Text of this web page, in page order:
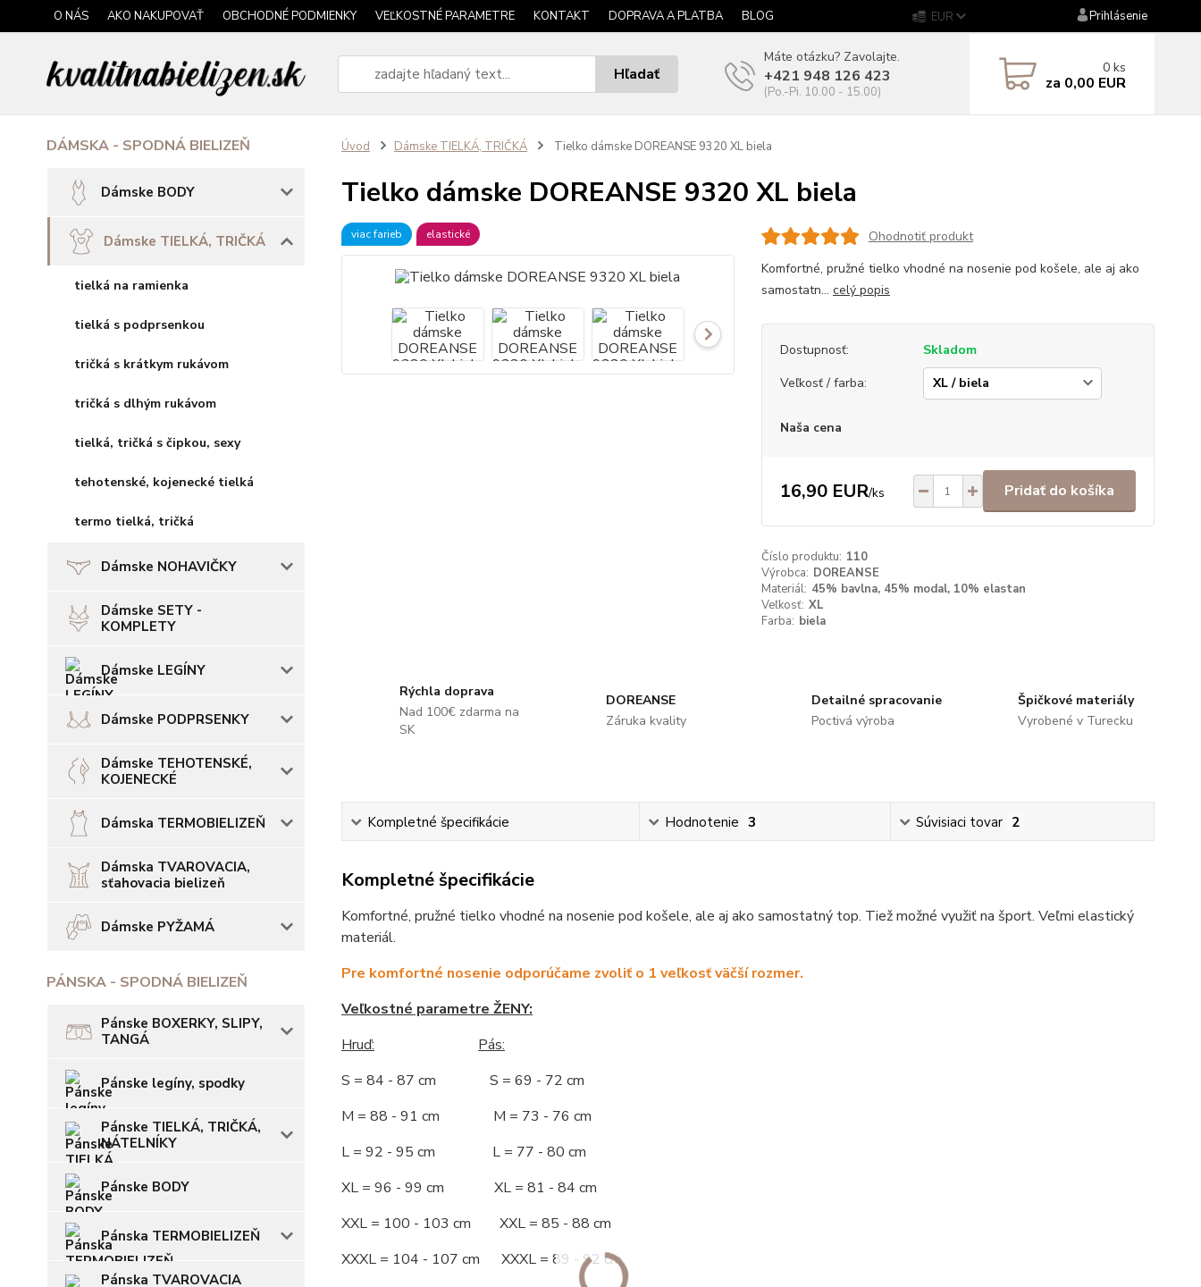
O NÁS AKO NAKUPOVAŤ OBCHODNÉ PODMIENKY VEĽKOSTNÉ PARAMETRE KONTAKT DOPRAVA A PLATBA BLOG EUR Prihlásenie
Hľadať
Máte otázku? Zavolajte.
+421 948 126 423
(Po.-Pi. 10.00 - 15.00)
0 ks
za 0,00 EUR
DÁMSKA - SPODNÁ BIELIZEŇ
Dámske BODY
Dámske TIELKÁ, TRIČKÁ
tielká na ramienka
tielká s podprsenkou
tričká s krátkym rukávom
tričká s dlhým rukávom
tielká, tričká s čipkou, sexy
tehotenské, kojenecké tielká
termo tielká, tričká
Dámske NOHAVIČKY
Dámske SETY -
KOMPLETY
Dámske LEGÍNY
Dámske PODPRSENKY
Dámske TEHOTENSKÉ,
KOJENECKÉ
Dámska TERMOBIELIZEŇ
Dámska TVAROVACIA,
sťahovacia bielizeň
Dámske PYŽAMÁ
PÁNSKA - SPODNÁ BIELIZEŇ
Pánske BOXERKY, SLIPY,
TANGÁ
Pánske legíny, spodky
Pánske TIELKÁ, TRIČKÁ,
NÁTELNÍKY
Pánske BODY
Pánska TERMOBIELIZEŇ
Pánska TVAROVACIA
Úvod Dámske TIELKÁ, TRIČKÁ Tielko dámske DOREANSE 9320 XL biela
Tielko dámske DOREANSE 9320 XL biela
viac farieb elastické
Ohodnotiť produkt
Komfortné, pružné tielko vhodné na nosenie pod košele, ale aj ako
samostatn... celý popis
Dostupnosť:
Skladom
Veľkosť / farba:
Naša cena
16,90 EUR/ks Pridať do košíka
Číslo produktu: 110
Výrobca: DOREANSE
Materiál: 45% bavlna, 45% modal, 10% elastan
Veľkosť: XL
Farba: biela
Rýchla doprava
Nad 100€ zdarma na
SK
DOREANSE
Záruka kvality
Detailné spracovanie
Poctivá výroba
Špičkové materiály
Vyrobené v Turecku
Kompletné špecifikácie Hodnotenie 3 Súvisiaci tovar 2
Kompletné špecifikácie
Komfortné, pružné tielko vhodné na nosenie pod košele, ale aj ako samostatný top. Tiež možné využiť na šport. Veľmi elastický
materiál.
Pre komfortné nosenie odporúčame zvoliť o 1 veľkosť väčší rozmer.
Veľkostné parametre ŽENY:
Hruď:
Pás:
S = 84 - 87 cm S = 69 - 72 cm
M = 88 - 91 cm M = 73 - 76 cm
L = 92 - 95 cm L = 77 - 80 cm
XL = 96 - 99 cm XL = 81 - 84 cm
XXL = 100 - 103 cm XXL = 85 - 88 cm
XXXL = 104 - 107 cm XXXL = 89 - 92 cm